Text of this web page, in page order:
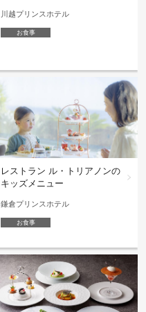
川越プリンスホテル
お食事
レストラン ル・トリアノンの
キッズメニュー
鎌倉プリンスホテル
お食事